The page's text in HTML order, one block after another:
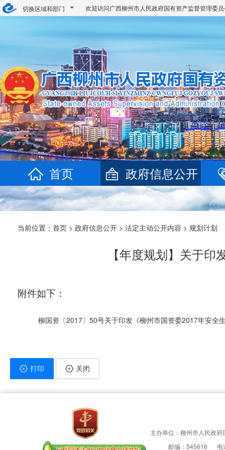
切换区域和部门 欢迎访问广西柳州市人民政府国有资产监督管理委
首页 政府信息公开
当前位置： 首页 > 政府信息公开 > 法定主动公开内容 > 规划计划
【年度规划】关于
附件如下：
柳国资〔2017〕50号关于印发《柳州市国资委2017年安全
打印 关闭
主办单位：柳州市人民政
邮编：545616
电